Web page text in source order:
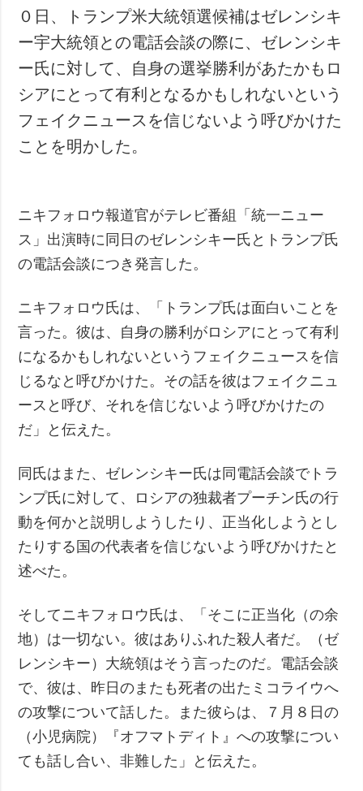
０日、トランプ米大統領選候補はゼレンシキ
ー宇大統領との電話会談の際に、ゼレンシキ
ー氏に対して、自身の選挙勝利があたかもロ
シアにとって有利となるかもしれないという
フェイクニュースを信じないよう呼びかけた
ことを明かした。
ニキフォロウ報道官がテレビ番組「統一ニュー
ス」出演時に同日のゼレンシキー氏とトランプ氏
の電話会談につき発言した。
ニキフォロウ氏は、「トランプ氏は面白いことを
言った。彼は、自身の勝利がロシアにとって有利
になるかもしれないというフェイクニュースを信
じるなと呼びかけた。その話を彼はフェイクニュ
ースと呼び、それを信じないよう呼びかけたの
だ」と伝えた。
同氏はまた、ゼレンシキー氏は同電話会談でトラ
ンプ氏に対して、ロシアの独裁者プーチン氏の行
動を何かと説明しようしたり、正当化しようとし
たりする国の代表者を信じないよう呼びかけたと
述べた。
そしてニキフォロウ氏は、「そこに正当化（の余
地）は一切ない。彼はありふれた殺人者だ。（ゼ
レンシキー）大統領はそう言ったのだ。電話会談
で、彼は、昨日のまたも死者の出たミコライウへ
の攻撃について話した。また彼らは、７月８日の
（小児病院）『オフマトディト』への攻撃につい
ても話し合い、非難した」と伝えた。